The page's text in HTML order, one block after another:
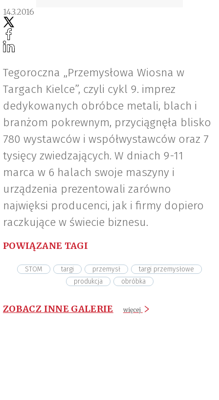
14.3.2016
Tegoroczna „Przemysłowa Wiosna w
Targach Kielce”, czyli cykl 9. imprez
dedykowanych obróbce metali, blach i
branżom pokrewnym, przyciągnęła blisko
780 wystawców i współwystawców oraz 7
tysięcy zwiedzających. W dniach 9-11
marca w 6 halach swoje maszyny i
urządzenia prezentowali zarówno
najwięksi producenci, jak i firmy dopiero
raczkujące w świecie biznesu.
POWIĄZANE TAGI
STOM targi przemysł
targi przemysłowe
produkcja
obróbka
ZOBACZ INNE GALERIE więcej